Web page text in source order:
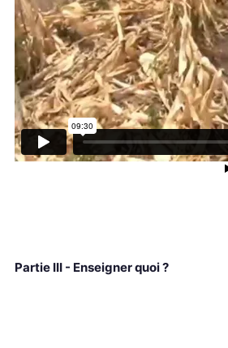
Partie III - Enseigner quoi ?